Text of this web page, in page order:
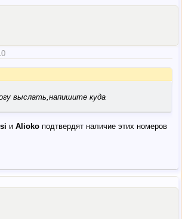
выслать,напишите куда
и Alioko подтвердят наличие этих номеров